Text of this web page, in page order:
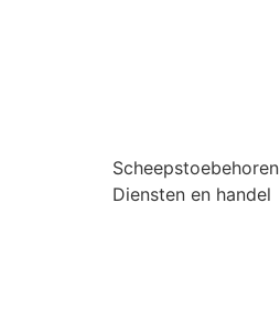
Scheepstoebehoren
Diensten en handel